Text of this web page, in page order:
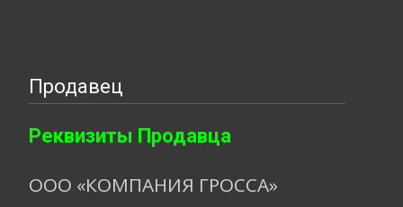
Продавец
Реквизиты Продавца
ООО «КОМПАНИЯ ГРОССА»